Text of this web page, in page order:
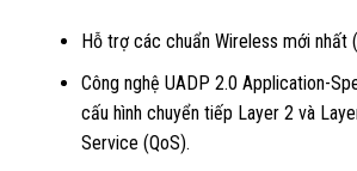
Hỗ trợ các chuẩn Wireless mới nhất
Công nghệ UADP 2.0 Application-
cấu hình chuyển tiếp Layer 2 và
Service (QoS).